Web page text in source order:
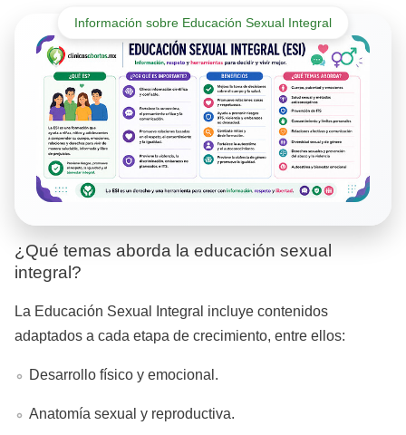
Información sobre Educación Sexual Integral
¿Qué temas aborda la educación sexual
integral?
La Educación Sexual Integral incluye contenidos
adaptados a cada etapa de crecimiento, entre ellos:
Desarrollo físico y emocional.
Anatomía sexual y reproductiva.